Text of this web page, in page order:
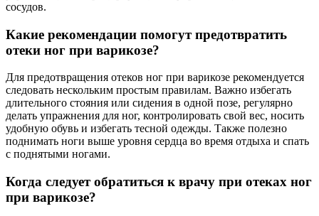
сосудов.
Какие рекомендации помогут предотвратить
отеки ног при варикозе?
Для предотвращения отеков ног при варикозе рекомендуется
следовать нескольким простым правилам. Важно избегать
длительного стояния или сидения в одной позе, регулярно
делать упражнения для ног, контролировать свой вес, носить
удобную обувь и избегать тесной одежды. Также полезно
поднимать ноги выше уровня сердца во время отдыха и спать
с поднятыми ногами.
Когда следует обратиться к врачу при отеках ног
при варикозе?